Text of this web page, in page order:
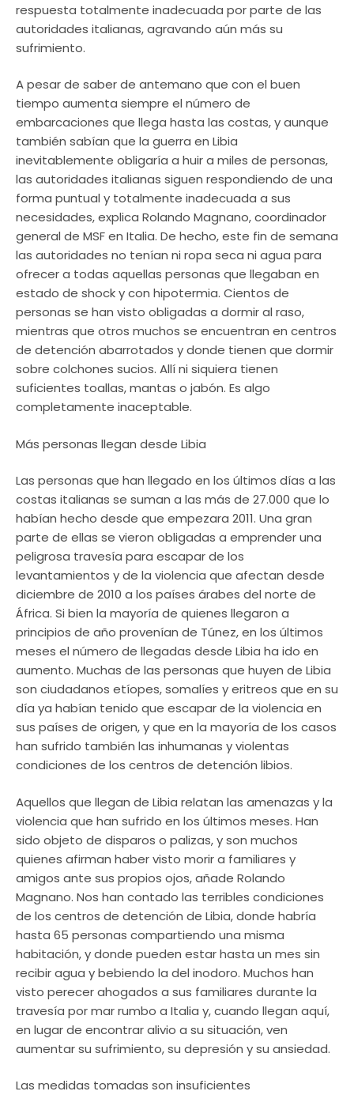
respuesta totalmente inadecuada por parte de las
autoridades italianas, agravando aún más su
sufrimiento.
A pesar de saber de antemano que con el buen
tiempo aumenta siempre el número de
embarcaciones que llega hasta las costas, y aunque
también sabían que la guerra en Libia
inevitablemente obligaría a huir a miles de personas,
las autoridades italianas siguen respondiendo de una
forma puntual y totalmente inadecuada a sus
necesidades, explica Rolando Magnano, coordinador
general de MSF en Italia. De hecho, este fin de semana
las autoridades no tenían ni ropa seca ni agua para
ofrecer a todas aquellas personas que llegaban en
estado de shock y con hipotermia. Cientos de
personas se han visto obligadas a dormir al raso,
mientras que otros muchos se encuentran en centros
de detención abarrotados y donde tienen que dormir
sobre colchones sucios. Allí ni siquiera tienen
suficientes toallas, mantas o jabón. Es algo
completamente inaceptable.
Más personas llegan desde Libia
Las personas que han llegado en los últimos días a las
costas italianas se suman a las más de 27.000 que lo
habían hecho desde que empezara 2011. Una gran
parte de ellas se vieron obligadas a emprender una
peligrosa travesía para escapar de los
levantamientos y de la violencia que afectan desde
diciembre de 2010 a los países árabes del norte de
África. Si bien la mayoría de quienes llegaron a
principios de año provenían de Túnez, en los últimos
meses el número de llegadas desde Libia ha ido en
aumento. Muchas de las personas que huyen de Libia
son ciudadanos etíopes, somalíes y eritreos que en su
día ya habían tenido que escapar de la violencia en
sus países de origen, y que en la mayoría de los casos
han sufrido también las inhumanas y violentas
condiciones de los centros de detención libios.
Aquellos que llegan de Libia relatan las amenazas y la
violencia que han sufrido en los últimos meses. Han
sido objeto de disparos o palizas, y son muchos
quienes afirman haber visto morir a familiares y
amigos ante sus propios ojos, añade Rolando
Magnano. Nos han contado las terribles condiciones
de los centros de detención de Libia, donde habría
hasta 65 personas compartiendo una misma
habitación, y donde pueden estar hasta un mes sin
recibir agua y bebiendo la del inodoro. Muchos han
visto perecer ahogados a sus familiares durante la
travesía por mar rumbo a Italia y, cuando llegan aquí,
en lugar de encontrar alivio a su situación, ven
aumentar su sufrimiento, su depresión y su ansiedad.
Las medidas tomadas son insuficientes